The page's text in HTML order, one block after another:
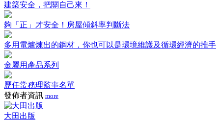
建築安全，把關自己來！
夠「正」才安全！房屋傾斜率判斷法
多用電爐煉出的鋼材，你也可以是環境維護及循環經濟的推手
金屬用產品系列
歷任常務理監事名單
發佈者資訊 more
大田出版